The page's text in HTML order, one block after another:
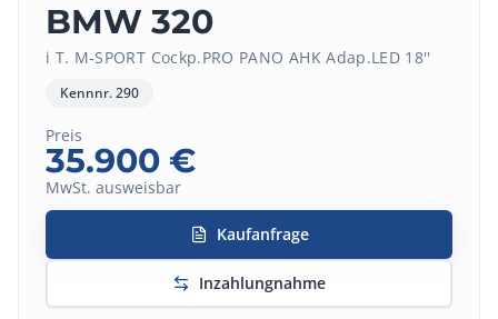
BMW 320
i T. M-SPORT Cockp.PRO PANO AHK Adap.LED 18''
Kennnr.290
Preis
35.900 €
MwSt. ausweisbar
Kaufanfrage
Inzahlungnahme